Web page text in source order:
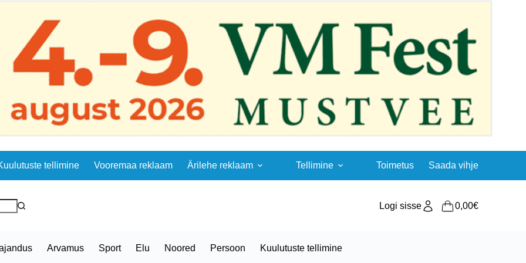
tellimine Vooremaa reklaam Ärilehe reklaam Tellimine Toimetus Saada vihje
Logi sisse
Shopping
0,00€
Arvamus Sport Elu Noored Persoon Kuulutuste tellimine